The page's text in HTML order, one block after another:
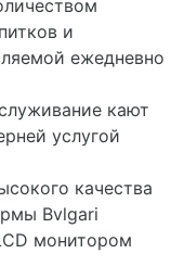
и
ежедневно
кают
услугой
качества
Bvlgari
монитором